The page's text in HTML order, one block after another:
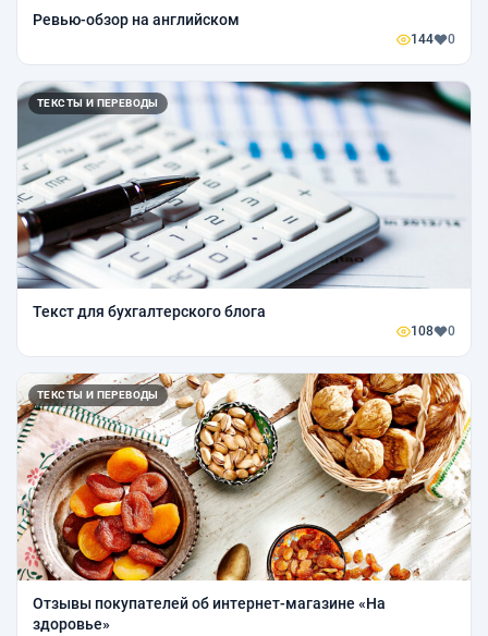
Ревью-обзор на английском
144 0
ТЕКСТЫ И ПЕРЕВОДЫ
Текст для бухгалтерского блога
108 0
ТЕКСТЫ И ПЕРЕВОДЫ
Отзывы покупателей об интернет-магазине «На
здоровье»